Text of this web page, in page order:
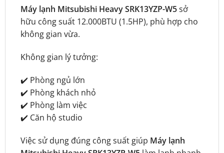
Máy lạnh Mitsubishi Heavy SRK13YZP-W5sở
hữu công suất 12.000BTU (1.5HP), phù hợp cho
không gian vừa.
Không gian lý tưởng:
✔️ Phòng ngủ lớn
✔️ Phòng khách nhỏ
✔️ Phòng làm việc
✔️ Căn hộ studio
Việc sử dụng đúng công suất giúp Máy lạnh